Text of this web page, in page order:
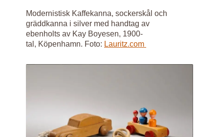
Modernistisk Kaffekanna, sockerskål och
gräddkanna i silver med handtag av
ebenholts av Kay Boyesen, 1900-
tal, Köpenhamn. Foto: Lauritz.com